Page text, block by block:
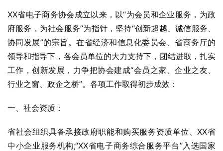
XX省电子商务协会成立以来，以“为会员和企业服务，为政
府服务，为社会服务”为指针，坚持“创新超越、诚信服务、
协同发展”的宗旨。在省经济和信息化委员会、省商务厅的
领导和指导下，各会员单位的大力支持下，团结进取，扎实
工作，创新发展，力争把协会建成“会员之家、企业之友、
行业之窗、政企之桥”。各项工作取得初步成效：
一、社会资质：
省社会组织具备承接政府职能和购买服务资质单位、XX省
中小企业服务机构;“XX省电子商务综合服务平台”入选国家